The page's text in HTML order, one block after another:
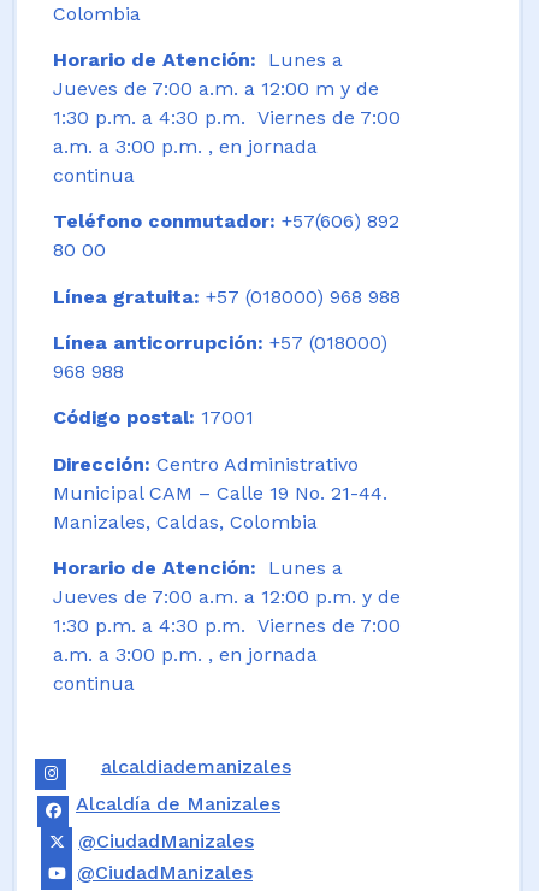
Colombia
Horario de Atención:
Lunes a
Jueves de 7:00 a.m. a 12:00 m y de
1:30 p.m. a 4:30 p.m. Viernes de 7:00
a.m. a 3:00 p.m. , en jornada
continua
Teléfono conmutador: +57(606) 892
80 00
Línea gratuita: +57 (018000) 968 988
Línea anticorrupción: +57 (018000)
968 988
Código postal: 17001
Dirección: Centro Administrativo
Municipal CAM – Calle 19 No. 21-44.
Manizales, Caldas, Colombia
Horario de Atención: Lunes a
Jueves de 7:00 a.m. a 12:00 p.m. y de
1:30 p.m. a 4:30 p.m. Viernes de 7:00
a.m. a 3:00 p.m. , en jornada
continua
alcaldiademanizales
Alcaldía de Manizales
@CiudadManizales
@CiudadManizales